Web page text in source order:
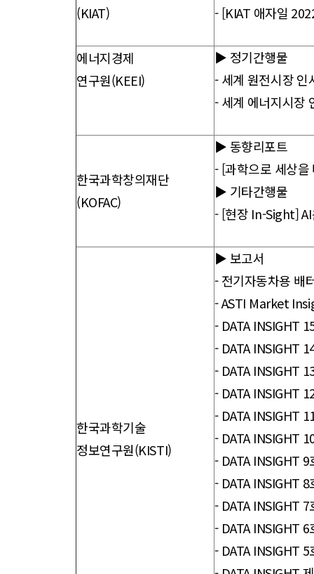
(KIAT)
-[KIAT 애자일
에너지경제
연구원(KEEI)
▶ 정기간행물
-세계 원전시장 인
-세계 에너지시장
한국과학창의재단
(KOFAC)
▶ 동향리포트
-[과학으로 세상
▶ 기타간행물
-[현장 In-Sight]
한국과학기술
정보연구원(KISTI)
▶ 보고서
-전기자동차용 배
-ASTI Market
- DATA INSIGHT
- DATA INSIGHT
- DATA INSIGHT
- DATA INSIGHT
- DATA INSIGHT
- DATA INSIGHT
- DATA INSIGHT
- DATA INSIGHT
- DATA INSIGHT
- DATA INSIGHT
- DATA INSIGHT